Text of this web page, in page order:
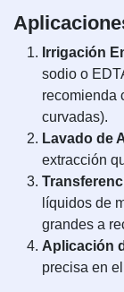
Irrigación
sodio o
recomienda
curvadas).
Lavado de
extracción
líquidos de
grandes a
Aplicación
precisa en